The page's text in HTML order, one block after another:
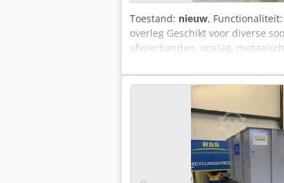
Toestand: nieuw, Functionaliteit:
overleg Geschikt voor diverse
afvoerbanden, opslag,
H Ajvjkr Als u vragen heeft bel